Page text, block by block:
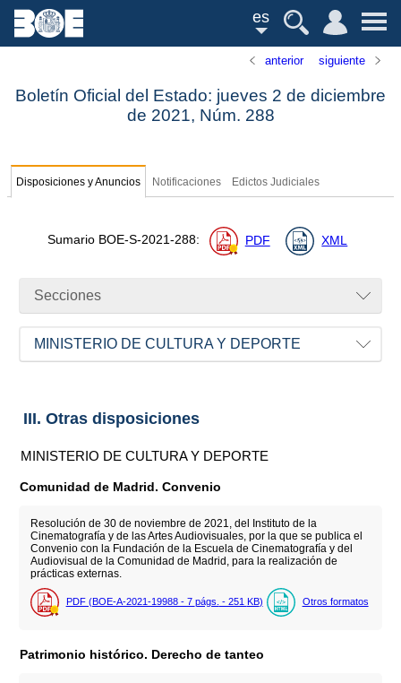
es
anterior siguiente
Boletín Oficial del Estado: jueves 2 de diciembre
de 2021, Núm. 288
Disposiciones y Anuncios Notificaciones Edictos Judiciales
Sumario BOE-S-2021-288: PDF XML
Secciones
MINISTERIO DE CULTURA Y DEPORTE
III. Otras disposiciones
MINISTERIO DE CULTURA Y DEPORTE
Comunidad de Madrid. Convenio
Resolución de 30 de noviembre de 2021, del Instituto de la
Cinematografía y de las Artes Audiovisuales, por la que se publica el
Convenio con la Fundación de la Escuela de Cinematografía y del
Audiovisual de la Comunidad de Madrid, para la realización de
prácticas externas.
PDF (BOE-A-2021-19988 - 7 págs. - 251 KB) Otros formatos
Patrimonio histórico. Derecho de tanteo